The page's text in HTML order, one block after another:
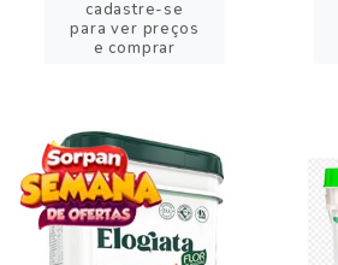
cadastre-se
para ver preços
e comprar